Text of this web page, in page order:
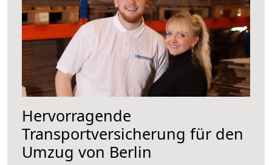
Hervorragende
Transportversicherung für den
Umzug von Berlin